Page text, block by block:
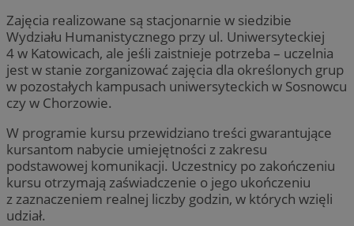
Zajęcia realizowane są stacjonarnie w siedzibie
Wydziału Humanistycznego przy ul. Uniwersyteckiej
4 w Katowicach, ale jeśli zaistnieje potrzeba – uczelnia
jest w stanie zorganizować zajęcia dla określonych grup
w pozostałych kampusach uniwersyteckich w Sosnowcu
czy w Chorzowie.
W programie kursu przewidziano treści gwarantujące
kursantom nabycie umiejętności z zakresu
podstawowej komunikacji. Uczestnicy po zakończeniu
kursu otrzymają zaświadczenie o jego ukończeniu
z zaznaczeniem realnej liczby godzin, w których wzięli
udział.